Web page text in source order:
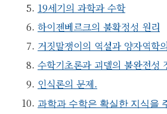
19세기의 과학과 수학
하이젠베르크의 불확정성 원리
거짓말쟁이의 역설과 양자역학
수학기초론과 괴델의 불완전성
인식론의 문제.
과학과 수학은 확실한 지식을